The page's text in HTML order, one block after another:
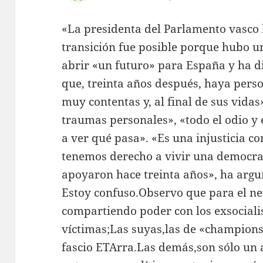
«La presidenta del Parlamento
transición fue posible porque hubo
abrir «un futuro» para España y ha
que, treinta años después, haya
muy contentas y, al final de sus
traumas personales», «todo el odio
a ver qué pasa». «Es una injusticia
tenemos derecho a vivir una
apoyaron hace treinta años», ha
Estoy confuso.Observo que para el
compartiendo poder con los
víctimas;Las suyas,las de
fascio ETArra.Las demás,son sólo